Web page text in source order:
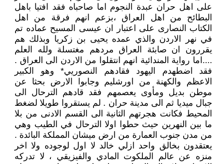
على اهل حران عبدة النجوم اما صاحباه فقد افتيا باهل
البطائح من اهل العراق ،بزعم انهم فرقة من اهل
الكتاب النصارى على اعتبار ان عيسى المسيح عماده تم
في نهر الاردن والذي عمده يحيى بن زكريا وبذلك هم
يقررون ان صابئة العراق مردهم مغتسلة ولله العلم
....اما رواية المندائية انهم انتقلوا من الاردن الى العراق .
فقد اضطهدم اليهود فقادهم النصوريي* وهو الكبير
الاعظم والكهنة من اورشليم وجابوا الارض بحثا عن
موطن بديل ومأوى يعصمهم فقد قادهم الترحال الى
جبال ميديا ثم الى مدينة حران . لم يستقروا طويلا لضغط
المحيط فكانت هجرتهم الثانية الى القسم الادنى من بلا
ما بين النهرين حيث حطوا اولا الترحال في الطيب وهي
من مدن جنوب العمارة من ارض ميشان المملكة البائدة .
يعتقدون بخالق واحد ازلي خالد لا اول لوجوده ولا اخر
منزه عن عالم الملكوت المادي والفيزيقي ، لا تدركه